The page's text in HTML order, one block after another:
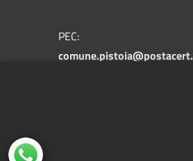
PEC: